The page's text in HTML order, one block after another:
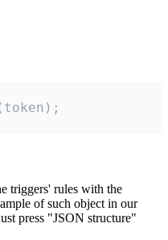
triggers' rules with the
of such object in our
press "JSON structure"